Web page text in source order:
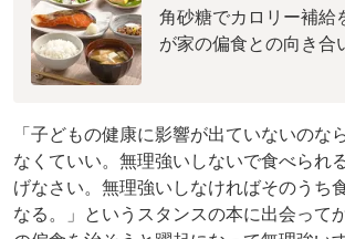
角砂糖でカロリー補給
が家の偏食との向き合
「子どもの健康に影響が出ていないのな
なくていい。無理強いしないで食べられ
げなさい。無理強いしなければそのうち
なる。」というスタンスの本に出会って